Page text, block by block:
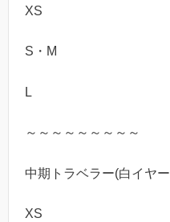
XS
S・M
L
～～～～～～～～～
中期トラベラー(白イヤ
XS